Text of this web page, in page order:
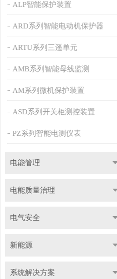
ALP智能保护装置
ARD系列智能电动机保护器
ARTU系列三遥单元
AMB系列智能母线监测
AM系列微机保护装置
ASD系列开关柜测控装置
PZ系列智能电测仪表
电能管理
电能质量治理
电气安全
新能源
系统解决方案